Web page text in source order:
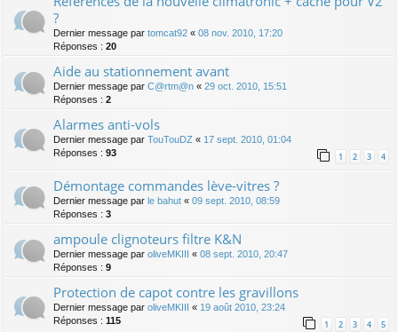
?
Dernier message par tomcat92 « 08 nov. 2010, 17:20
Réponses : 20
Aide au stationnement avant
Dernier message par C@rtm@n « 29 oct. 2010, 15:51
Réponses : 2
Alarmes anti-vols
Dernier message par TouTouDZ « 17 sept. 2010, 01:04
Réponses : 93 1 2 3 4
Démontage commandes lève-vitres ?
Dernier message par le bahut « 09 sept. 2010, 08:59
Réponses : 3
ampoule clignoteurs filtre K&N
Dernier message par oliveMKIII « 08 sept. 2010, 20:47
Réponses : 9
Protection de capot contre les gravillons
Dernier message par oliveMKIII « 19 août 2010, 23:24
Réponses : 115 1 2 3 4 5